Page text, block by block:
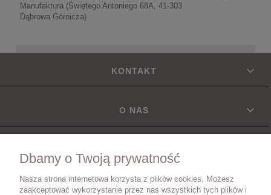
Manufaktura (Świętego Antoniego 68A, 41-303
Dąbrowa Górnicza)
KONTAKT
O NAS
DOSTAWA
Dbamy o Twoją prywatność
Nasza strona internetowa korzysta z plików cookies. Możesz
zaakceptować wykorzystanie przez nas wszystkich tych plików i